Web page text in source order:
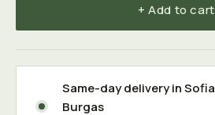
+ Add to cart
Same-day delivery inSofia
Burgas